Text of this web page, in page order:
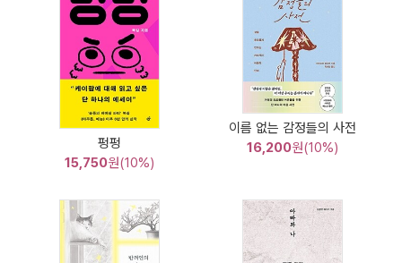
펑펑
15,750원(10%)
이름 없는 감정들의 사전
16,200원(10%)